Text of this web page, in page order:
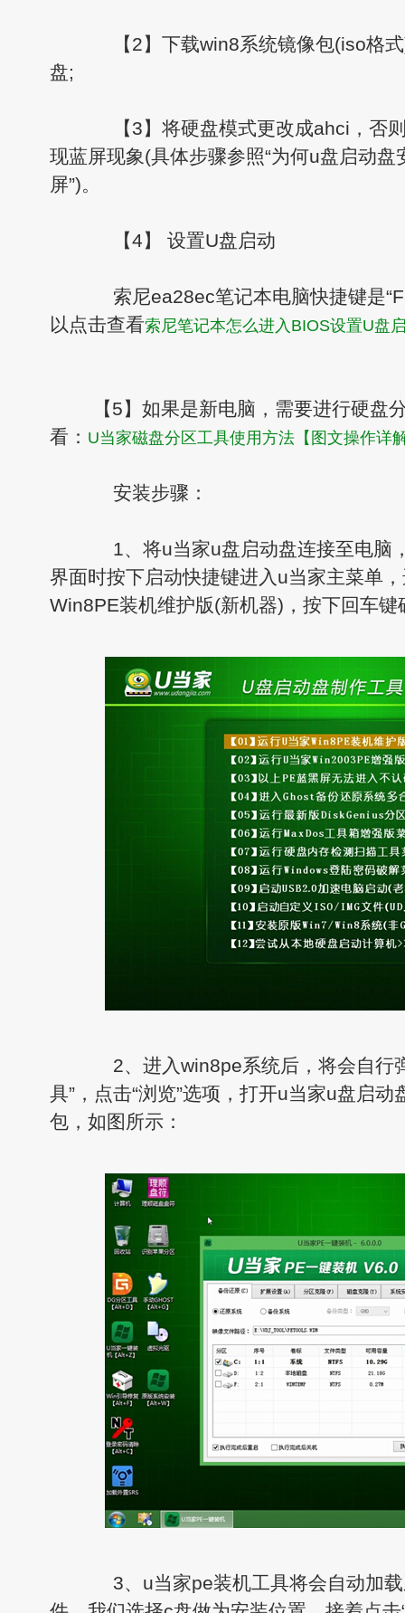
【2】下载win8系统镜像包(iso格式
盘;
【3】将硬盘模式更改成ahci，否则
现蓝屏现象(具体步骤参照“为何u盘启动
屏”)。
【4】 设置U盘启动
索尼ea28ec笔记本电脑快捷键是
以点击查看索尼笔记本怎么进入BIOS设置U盘
【5】如果是新电脑，需要进行硬盘分
看： U当家磁盘分区工具使用方法【图文操作详
安装步骤：
1、将u当家u盘启动盘连接至电脑
界面时按下启动快捷键进入u当家主菜单
Win8PE装机维护版(新机器)，按下回车键
2、进入win8pe系统后，将会自行
具”，点击“浏览”选项，打开u当家u盘启
包，如图所示：
3、u当家pe装机工具将会自动加载